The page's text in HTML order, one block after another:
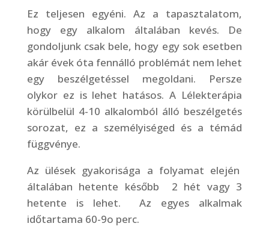
Ez teljesen egyéni. Az a tapasztalatom,
hogy egy alkalom általában kevés. De
gondoljunk csak bele, hogy egy sok esetben
akár évek óta fennálló problémát nem lehet
egy beszélgetéssel megoldani. Persze
olykor ez is lehet hatásos. A Lélekterápia
körülbelül 4-10 alkalomból álló beszélgetés
sorozat, ez a személyiséged és a témád
függvénye.
Az ülések gyakorisága a folyamat elején
általában hetente később 2 hét vagy 3
hetente is lehet. Az egyes alkalmak
időtartama 60-9o perc.